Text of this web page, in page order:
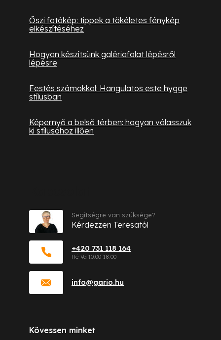
Őszi fotókép: tippek a tökéletes fénykép
elkészítéséhez
Hogyan készítsünk galériafalat lépésről
lépésre
Festés számokkal: Hangulatos este hygge
stílusban
Képernyő a belső térben: hogyan válasszuk
ki stílusához illően
info@gario.hu
+420 731 118 164
Segítségre van szüksége?
Kérdezzen Teresatól
Kövessen minket